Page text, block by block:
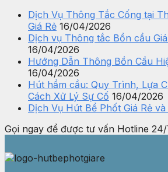
Dịch Vụ Thông Tắc Cống tại
Giá Rẻ 16/04/2026
Dịch vụ Thông tắc Bồn cầu
16/04/2026
Hướng Dẫn Thông Bồn Cầu
16/04/2026
Hút hầm cầu: Quy Trình, Lựa
Cách Xử Lý Sự Cố 16/04/2026
Dịch Vụ Hút Bể Phốt Giá Rẻ
Gọi ngay để được tư vấn Hotline